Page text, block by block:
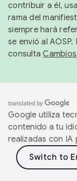
contribuir a él, usa
rama del
siempre hará
se envió al
consulta
Google utiliza
contenido a tu
realizadas con